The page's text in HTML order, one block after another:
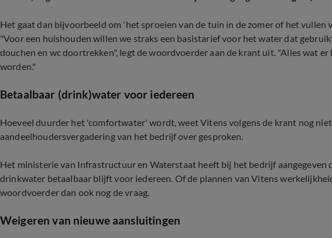
Het gaat dan bijvoorbeeld om 'het sproeien van de tuin in de zomer of het vullen
"Voor een huishouden willen we straks een basistarief voor het water dat
douchen en wc doortrekken", legt de woordvoerder aan de krant uit. "Alles wat
worden."
Betaalbaar (drink)water voor iedereen
Hoeveel duurder het 'comfortwater' wordt, weet Vitens volgens de krant nog
aandeelhoudersvergadering van het bedrijf over gesproken.
Het ministerie van Infrastructuur en Waterstaat heeft bij het bedrijf aangegeven
drinkwater betaalbaar blijft voor iedereen. Of de plannen van Vitens
woordvoerder dan ook nog de vraag.
Weigeren van nieuwe aansluitingen